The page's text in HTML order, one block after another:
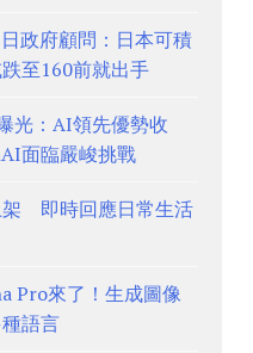
政府顧問：日本可積
至160前就出手
光：AI領先優勢收
面臨嚴峻挑戰
架 即時回應日常生活
Pro來了！生成圖像
語言